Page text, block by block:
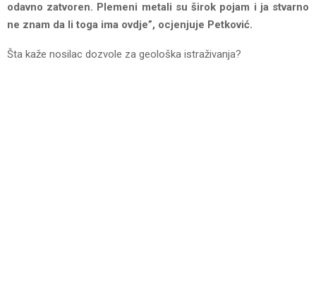
odavno zatvoren. Plemeni metali su širok pojam i ja stvarno
ne znam da li toga ima ovdje”, ocjenjuje Petković.
Šta kaže nosilac dozvole za geološka istraživanja?